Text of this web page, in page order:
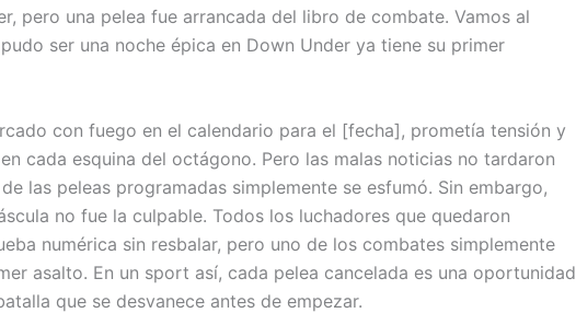
pero una pelea fue arrancada del libro de combate. Vamos al
ser una noche épica en Down Under ya tiene su primer
con fuego en el calendario para el [fecha], prometía tensión y
cada esquina del octágono. Pero las malas noticias no tardaron
las peleas programadas simplemente se esfumó. Sin embargo,
no fue la culpable. Todos los luchadores que quedaron
numérica sin resbalar, pero uno de los combates simplemente
asalto. En un sport así, cada pelea cancelada es una oportunidad
que se desvanece antes de empezar.